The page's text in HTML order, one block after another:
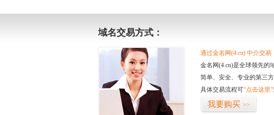
域名交易方式：
通过金名网(4.cn) 中介交易
金名网(4.cn)是全球领先的
简单、安全、专业的第三
具体交易流程可“点击这里”
我要购买 >>